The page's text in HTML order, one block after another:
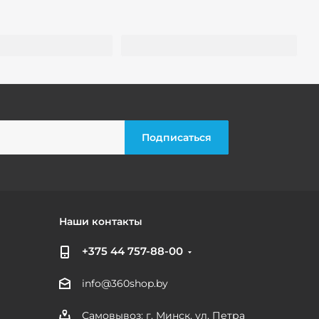
Наши контакты
+375 44 757-88-00
info@360shop.by
Самовывоз: г. Минск, ул. Петра